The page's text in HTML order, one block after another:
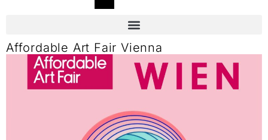
Affordable Art Fair Vienna